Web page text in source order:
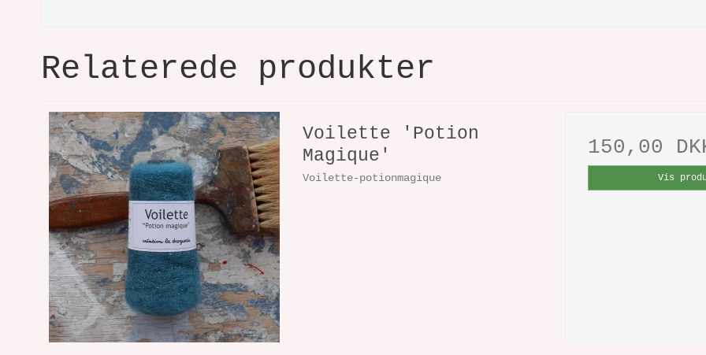
Relaterede produkter
Voilette 'Potion
Magique'
Voilette-potionmagique
150,00
Vis